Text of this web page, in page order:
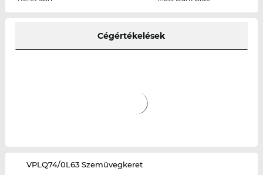
Cégértékelések
‌VPLQ74/0L63 Szemüvegkeret